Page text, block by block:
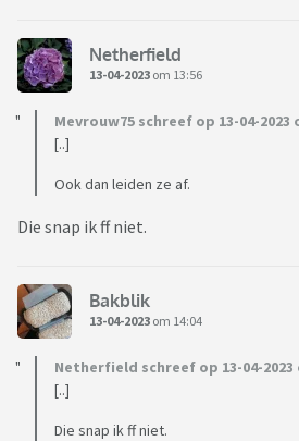
Netherfield
13-04-2023 om 13:56
Mevrouw75 schreef op 13-04-2023
[..]
Ook dan leiden ze af.
Die snap ik ff niet.
Bakblik
13-04-2023 om 14:04
Netherfield schreef op 13-04-2023
[..]
Die snap ik ff niet.